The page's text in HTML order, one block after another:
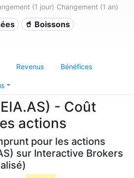
(1 jour) Changement (1 an)
🥤 Boissons
Revenus Bénéfices
- Coût
actions
pour les actions
sur Interactive Brokers